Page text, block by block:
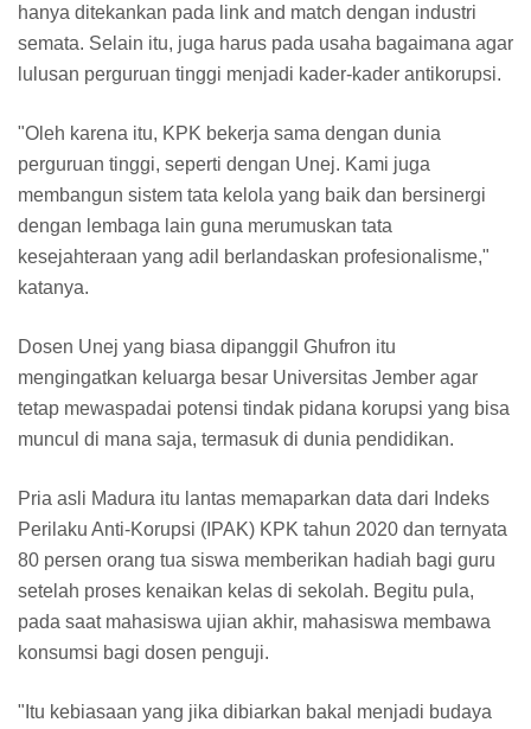
hanya ditekankan pada link and match dengan industri
semata. Selain itu, juga harus pada usaha bagaimana agar
lulusan perguruan tinggi menjadi kader-kader antikorupsi.
"Oleh karena itu, KPK bekerja sama dengan dunia
perguruan tinggi, seperti dengan Unej. Kami juga
membangun sistem tata kelola yang baik dan bersinergi
dengan lembaga lain guna merumuskan tata
kesejahteraan yang adil berlandaskan profesionalisme,"
katanya.
Dosen Unej yang biasa dipanggil Ghufron itu
mengingatkan keluarga besar Universitas Jember agar
tetap mewaspadai potensi tindak pidana korupsi yang bisa
muncul di mana saja, termasuk di dunia pendidikan.
Pria asli Madura itu lantas memaparkan data dari Indeks
Perilaku Anti-Korupsi (IPAK) KPK tahun 2020 dan ternyata
80 persen orang tua siswa memberikan hadiah bagi guru
setelah proses kenaikan kelas di sekolah. Begitu pula,
pada saat mahasiswa ujian akhir, mahasiswa membawa
konsumsi bagi dosen penguji.
"Itu kebiasaan yang jika dibiarkan bakal menjadi budaya